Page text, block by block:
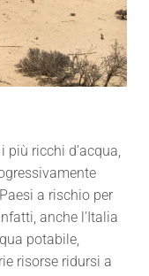
ricchi d’acqua,
a rischio per
anche l’Italia
potabile,
risorse ridursi a